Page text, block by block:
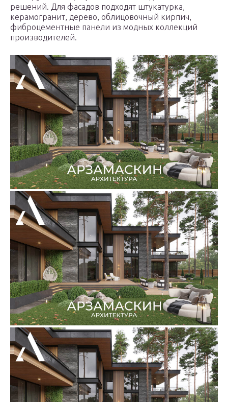
решений. Для фасадов подходят штукатурка,
керамогранит, дерево, облицовочный кирпич,
фиброцементные панели из модных коллекций
производителей.